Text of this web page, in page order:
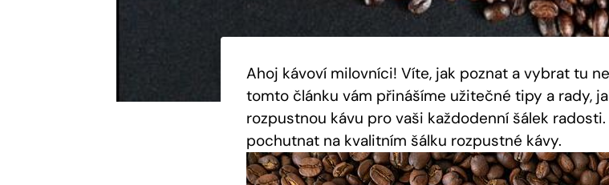
Ahoj kávoví milovníci! Víte, jak poznat a vybrat tu
tomto článku vám přinášíme užitečné tipy a rady,
rozpustnou kávu pro vaši každodenní šálek
pochutnat na kvalitním šálku rozpustné kávy.